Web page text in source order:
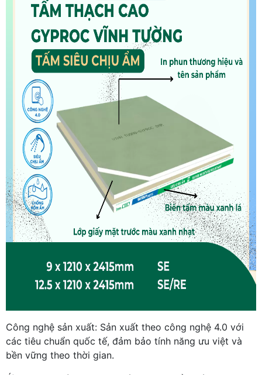
Công nghệ sản xuất: Sản xuất theo công nghệ 4.0 với
các tiêu chuẩn quốc tế, đảm bảo tính năng ưu việt và
bền vững theo thời gian.